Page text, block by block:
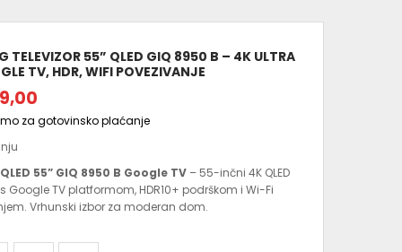
TELEVIZOR 55” QLED GIQ 8950 B – 4K ULTRA
TV, HDR, WIFI POVEZIVANJE
za gotovinsko plaćanje
55” GIQ 8950 B Google TV – 55-inčni 4K QLED
Google TV platformom, HDR10+ podrškom i Wi-Fi
Vrhunski izbor za moderan dom.